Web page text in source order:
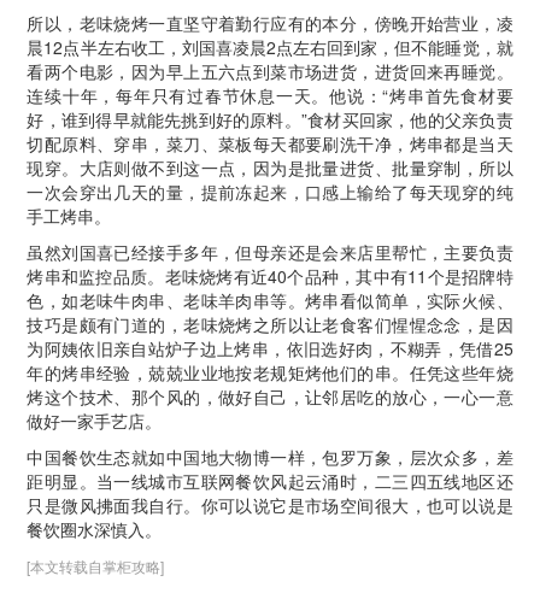
所以，老味烧烤一直坚守着勤行应有的本分，傍晚开始营业，凌
晨12点半左右收工，刘国喜凌晨2点左右回到家，但不能睡觉，就
看两个电影，因为早上五六点到菜市场进货，进货回来再睡觉。
连续十年，每年只有过春节休息一天。他说：“烤串首先食材要
好，谁到得早就能先挑到好的原料。”食材买回家，他的父亲负责
切配原料、穿串，菜刀、菜板每天都要刷洗干净，烤串都是当天
现穿。大店则做不到这一点，因为是批量进货、批量穿制，所以
一次会穿出几天的量，提前冻起来，口感上输给了每天现穿的纯
手工烤串。
虽然刘国喜已经接手多年，但母亲还是会来店里帮忙，主要负责
烤串和监控品质。老味烧烤有近40个品种，其中有11个是招牌特
色，如老味牛肉串、老味羊肉串等。烤串看似简单，实际火候、
技巧是颇有门道的，老味烧烤之所以让老食客们惺惺念念，是因
为阿姨依旧亲自站炉子边上烤串，依旧选好肉，不糊弄，凭借25
年的烤串经验，兢兢业业地按老规矩烤他们的串。任凭这些年烧
烤这个技术、那个风的，做好自己，让邻居吃的放心，一心一意
做好一家手艺店。
中国餐饮生态就如中国地大物博一样，包罗万象，层次众多，差
距明显。当一线城市互联网餐饮风起云涌时，二三四五线地区还
只是微风拂面我自行。你可以说它是市场空间很大，也可以说是
餐饮圈水深慎入。
[本文转载自掌柜攻略]